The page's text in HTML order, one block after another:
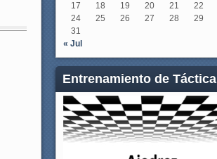
17
18 19 20 21 22
24
25 26 27 28 29
31
« Jul
Entrenamiento de Táctica